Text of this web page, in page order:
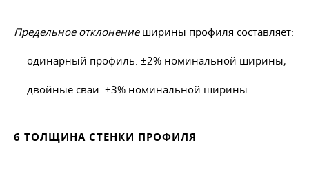
Предельное отклонениеширины профиля составляет:
— одинарный профиль: ±2% номинальной ширины;
— двойные сваи: ±3% номинальной ширины.
6 ТОЛЩИНА СТЕНКИ ПРОФИЛЯ